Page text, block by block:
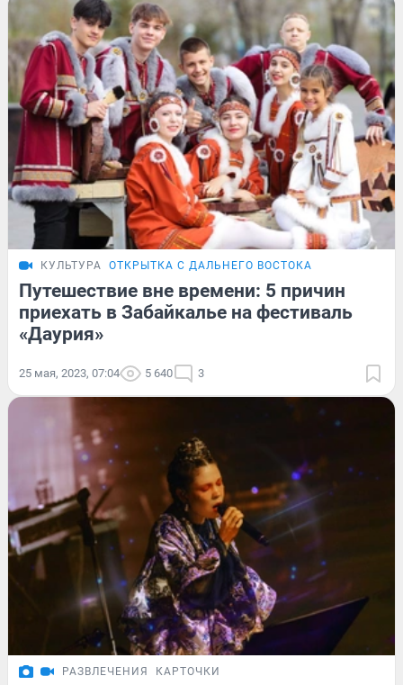
КУЛЬТУРА ОТКРЫТКА С ДАЛЬНЕГО ВОСТОКА
Путешествие вне времени: 5 причин
приехать в Забайкалье на фестиваль
«Даурия»
25 мая, 2023, 07:04 5 640 3
РАЗВЛЕЧЕНИЯ КАРТОЧКИ